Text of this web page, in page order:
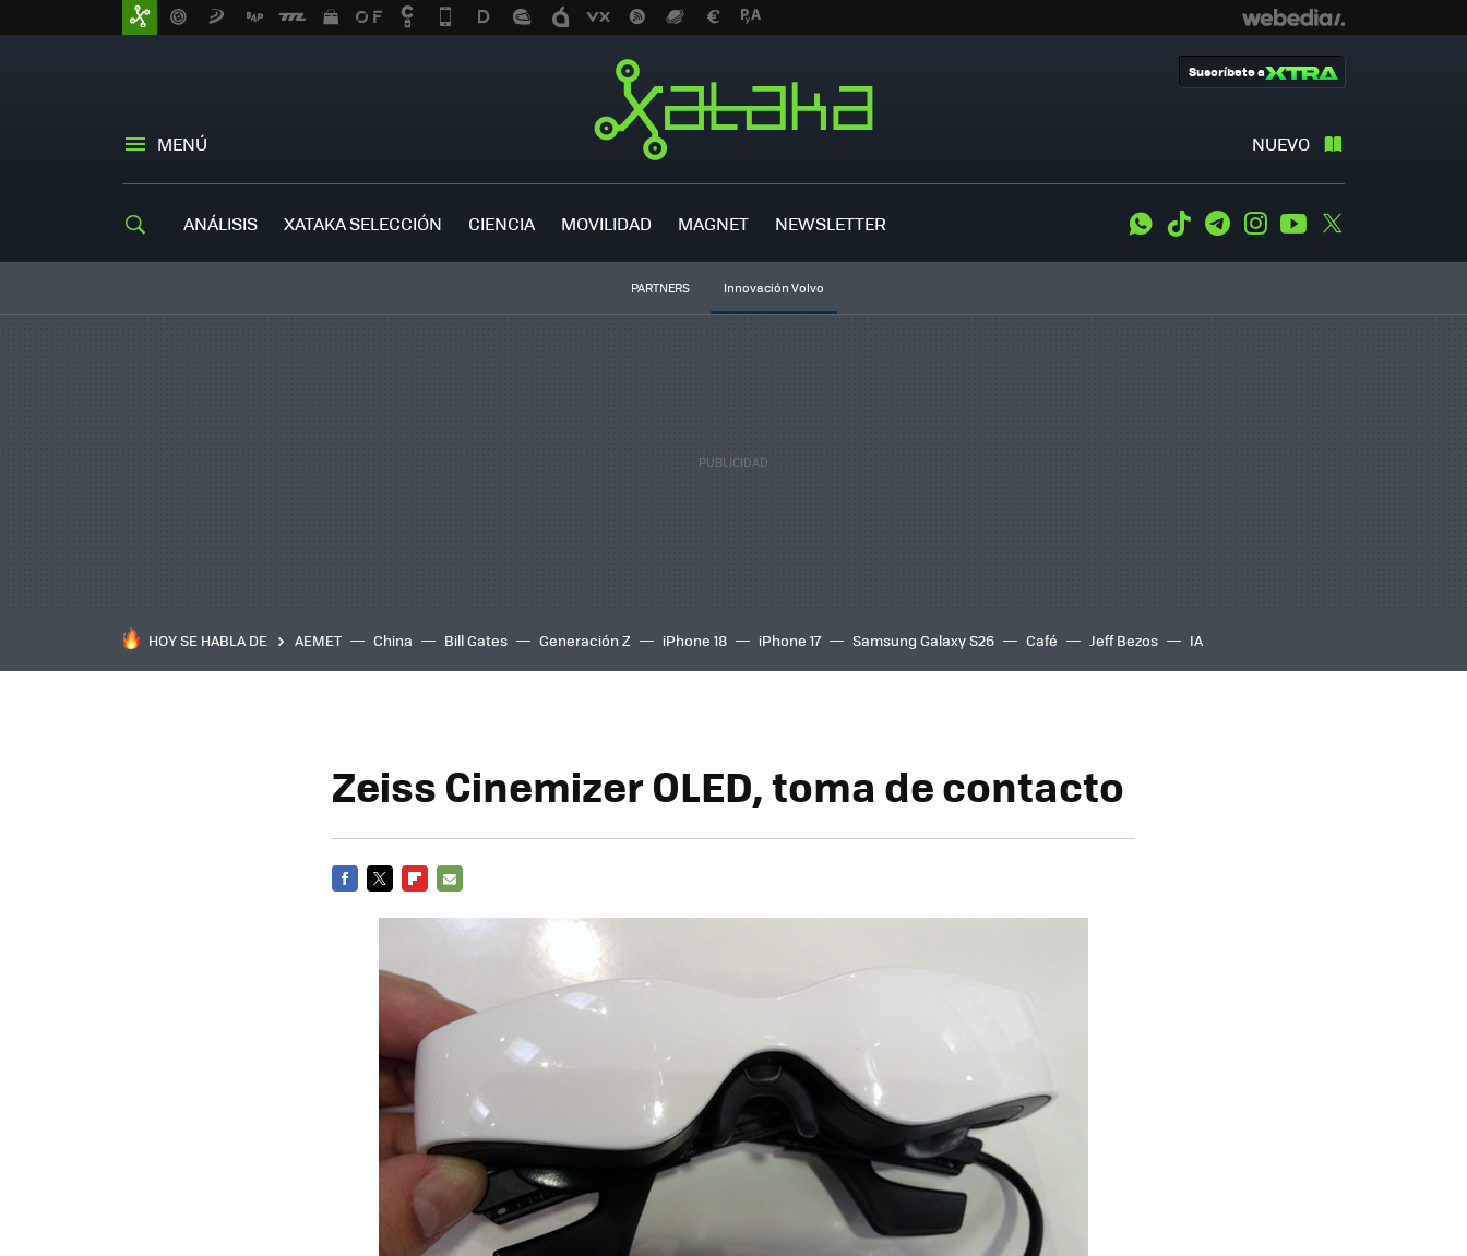
MENÚ NUEVO
Suscríbete a
ANÁLISIS XATAKA SELECCIÓN CIENCIA MOVILIDAD MAGNET NEWSLETTER WhatsApp
Tiktok TelegramInstagramYoutube
PARTNERS Innovación Volvo
HOY SE HABLA DE AEMET China Bill Gates Generación Z iPhone 18 iPhone 17 Samsung Galaxy S26 Café Jeff Bezos IA
Zeiss Cinemizer OLED, toma de contacto
MAIL